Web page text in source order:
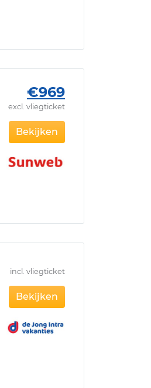
€969
excl. vliegticket
Bekijken
incl. vliegticket
Bekijken